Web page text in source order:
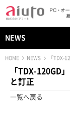
NEWS
HOME NEWS 「TDX-
「TDX-120GD
と訂正
一覧へ戻る